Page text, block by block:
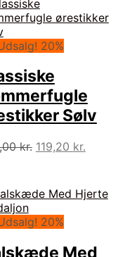
20%
Sølv
kr. Den
var:
149,00 kr..
119,20 kr.
er:
20%
Med